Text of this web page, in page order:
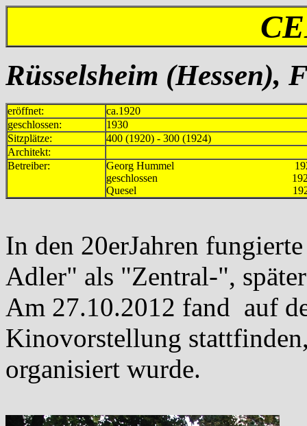
Rüsselsheim (Hessen),
eröffnet:
ca.1920
geschlossen:
1930
Sitzplätze:
400 (1920) - 300 (1924)
Architekt:
Betreiber:
Georg Hummel 1920-
geschlossen
Quesel 1928-
In den 20erJahren
Adler" als "Zentral-",
Am 27.10.2012 fand auf
Kinovorstellung
organisiert wurde.